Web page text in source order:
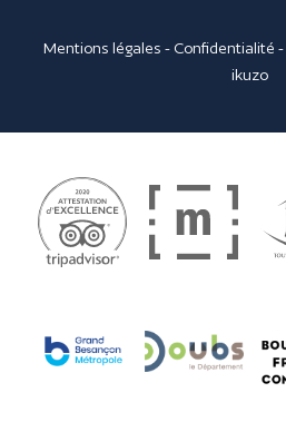
Mentions légales - Confidentialité -
ikuzo